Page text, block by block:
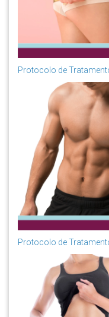
Protocolo de
Protocolo de